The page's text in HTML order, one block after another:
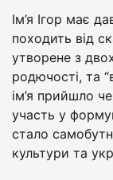
Ім’я Ігор має
походить від
утворене з двох
родючості, та
ім’я прийшло
участь у
стало
культури та